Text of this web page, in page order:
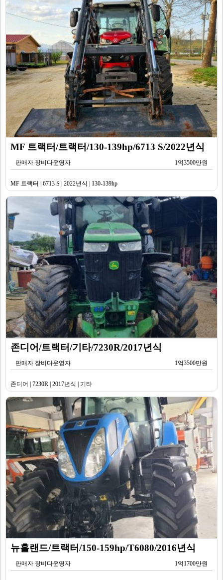
MF 트랙터/트랙터/130-139hp/6713 S/2022년식
판매자 장비다운영자 1억3500만원
MF 트랙터 | 6713 S | 2022년식 | 130-139hp
존디어/트랙터/기타/7230R/2017년식
판매자 장비다운영자 1억3500만원
존디어 | 7230R | 2017년식 | 기타
뉴홀랜드/트랙터/150-159hp/T6080/2016년식
판매자 장비다운영자 1억1700만원